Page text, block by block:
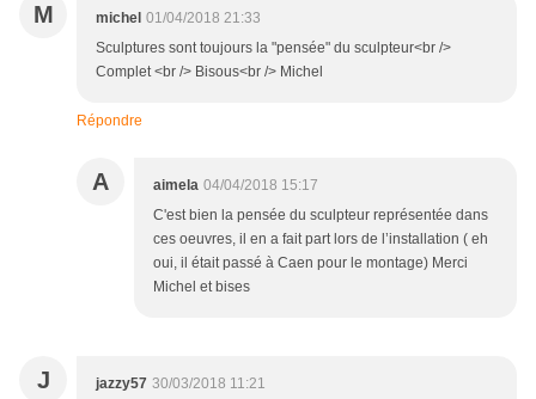
M michel 01/04/2018 21:33
Sculptures sont toujours la "pensée" du sculpteur<br />
Complet <br /> Bisous<br /> Michel
Répondre
A aimela 04/04/2018 15:17
C'est bien la pensée du sculpteur représentée dans
ces oeuvres, il en a fait part lors de l’installation ( eh
oui, il était passé à Caen pour le montage) Merci
Michel et bises
J jazzy57 30/03/2018 11:21